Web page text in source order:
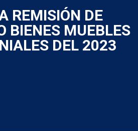
REMISIÓN DE
BIENES MUEBLES
DEL 2023